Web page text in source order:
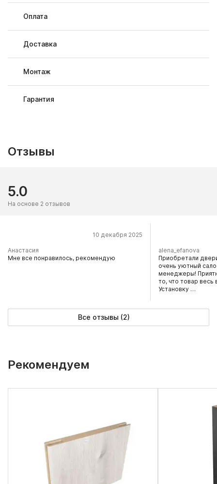
Оплата
Доставка
Монтаж
Гарантия
Отзывы
5.0
На основе 2 отзывов
10 декабря 2025
Анастасия
Мне все понравилось, рекомендую
alena_efanova
Приобретали
очень уютный
менеджеры!
то, что товар весь
Установку …
Все отзывы (2)
Рекомендуем